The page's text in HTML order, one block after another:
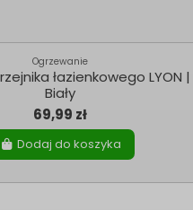
Ogrzewanie
łazienkowego LYON |
Biały
69,99 zł
Dodaj do koszyka